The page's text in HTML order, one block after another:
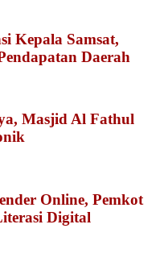
Kepala Samsat,
Daerah
Masjid Al Fathul
Online, Pemkot
Digital